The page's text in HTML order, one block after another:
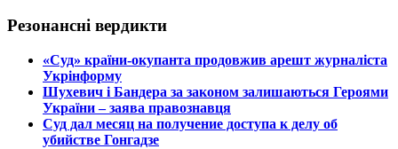
Резонансні вердикти
​«Суд» країни-окупанта продовжив арешт журналіста
Укрінформу
Шухевич і Бандера за законом залишаються Героями
України – заява правознавця
Суд дал месяц на получение доступа к делу об
убийстве Гонгадзе